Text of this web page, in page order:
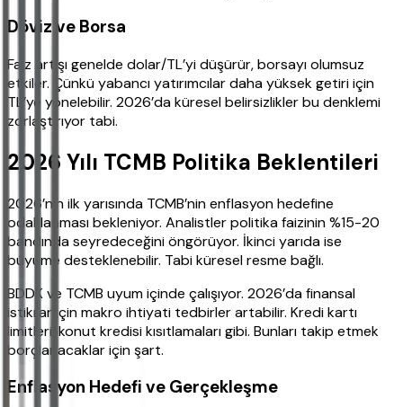
Döviz ve Borsa
Faiz artışı genelde dolar/TL’yi düşürür, borsayı olumsuz
etkiler. Çünkü yabancı yatırımcılar daha yüksek getiri için
TL’ye yönelebilir. 2026’da küresel belirsizlikler bu denklemi
zorlaştırıyor tabi.
2026 Yılı TCMB Politika Beklentileri
2026’nın ilk yarısında TCMB’nin enflasyon hedefine
odaklanması bekleniyor. Analistler politika faizinin %15-20
bandında seyredeceğini öngörüyor. İkinci yarıda ise
büyüme desteklenebilir. Tabi küresel resme bağlı.
BDDK ve TCMB uyum içinde çalışıyor. 2026’da finansal
istikrar için makro ihtiyati tedbirler artabilir. Kredi kartı
limitleri, konut kredisi kısıtlamaları gibi. Bunları takip etmek
borçlanacaklar için şart.
Enflasyon Hedefi ve Gerçekleşme